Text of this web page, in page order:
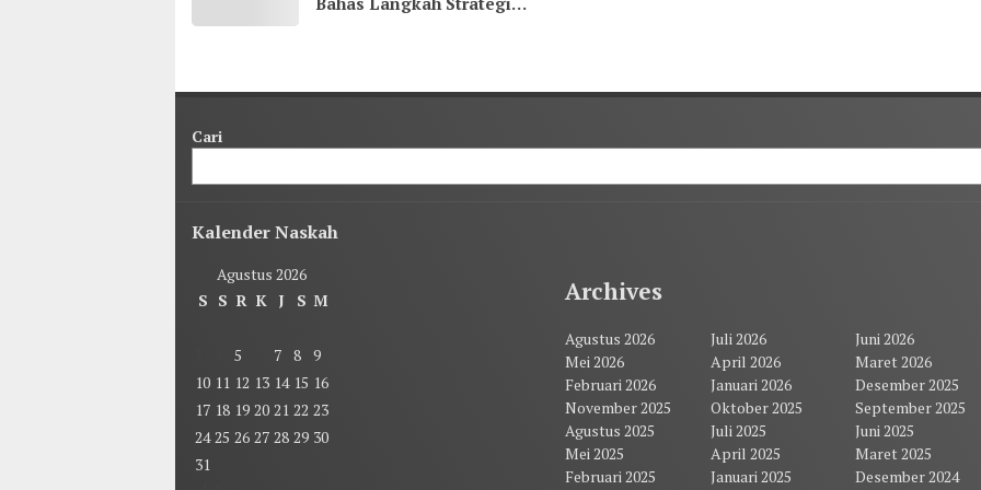
Cari
Kalender Naskah
Agustus 2026
S S R K J S M
5 7 8 9
10 11 12 13 14 15 16
17 18 19 20 21 22 23
24 25 26 27 28 29 30
31
Archives
Agustus 2026 Juli 2026
Juni 2026
Mei 2026
April 2026
Maret 2026
Februari 2026
Januari 2026
Desember 2025
November 2025
Oktober 2025
September 2025
Agustus 2025
Juli 2025
Juni 2025
Mei 2025
April 2025
Maret 2025
Februari 2025
Januari 2025
Desember 2024